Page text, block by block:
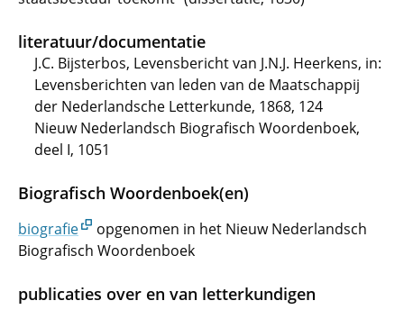
literatuur/documentatie
J.C. Bijsterbos, Levensbericht van J.N.J. Heerkens, in:
Levensberichten van leden van de Maatschappij
der Nederlandsche Letterkunde, 1868, 124
Nieuw Nederlandsch Biografisch Woordenboek,
deel I, 1051
Biografisch Woordenboek(en)
biografie
opgenomen in het Nieuw Nederlandsch
Biografisch Woordenboek
publicaties over en van letterkundigen